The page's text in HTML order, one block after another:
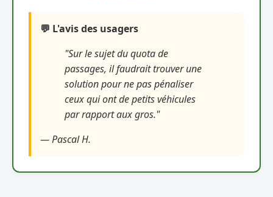
💬 L'avis des usagers
"Sur le sujet du quota de
passages, il faudrait trouver une
solution pour ne pas pénaliser
ceux qui ont de petits véhicules
par rapport aux gros."
— Pascal H.